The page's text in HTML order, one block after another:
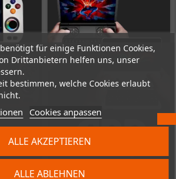
für einige Funktionen Cookies,
Drittanbietern helfen uns, unser
bestimmen, welche Cookies erlaubt
Cookies anpassen
ALLE ABLEHNEN
ALLE AKZEPTIEREN